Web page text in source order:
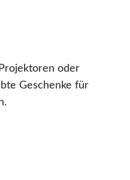
oder
Geschenke für